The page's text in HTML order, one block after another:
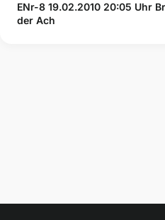
ENr-8 19.02.2010 20:05 Uhr
der Ach